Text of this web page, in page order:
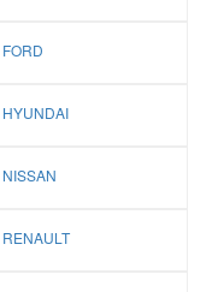
FORD
HYUNDAI
NISSAN
RENAULT